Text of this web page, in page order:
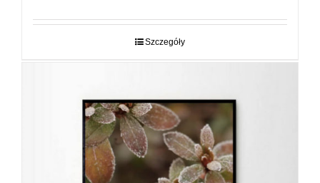
29,00 zł
Szczegóły